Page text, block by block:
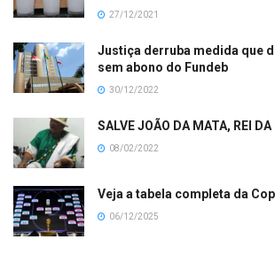
27/12/2021
Justiça derruba medida que
sem abono do Fundeb
30/12/2022
SALVE JOÃO DA MATA, REI DA
08/02/2022
Veja a tabela completa da
06/12/2025